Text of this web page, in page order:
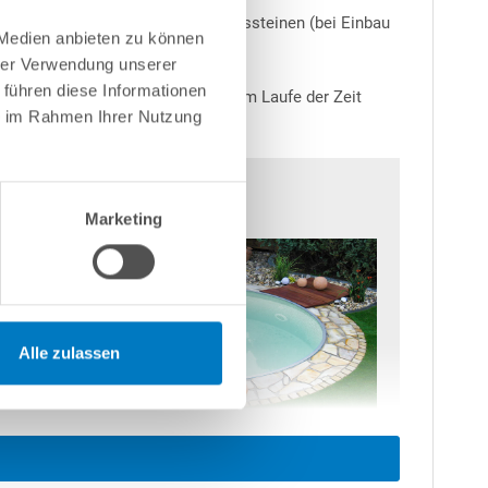
anbieten zu können
Verwendung unserer
diese Informationen
Rahmen Ihrer Nutzung
Marketing
Alle zulassen
Bodenplatten sowie Schalungssteinen (bei Einbau
ist abzuraten, da dies sich im Laufe der Zeit